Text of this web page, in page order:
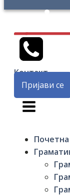
Контакт
Пријави се
Почетна